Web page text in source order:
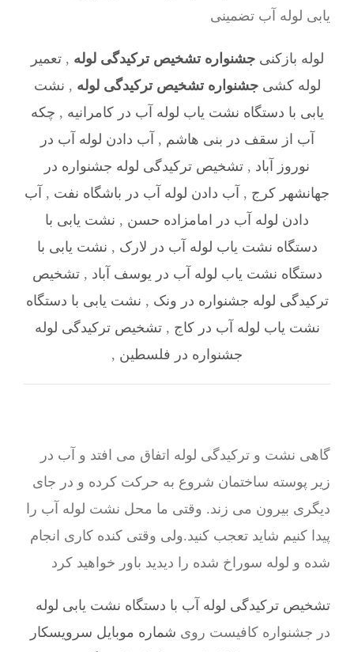
یابی لوله آب تضمینی
لوله بازکنیجشنواره تشخیص ترکیدگی لوله ,تعمیر
لوله کشیجشنواره تشخیص ترکیدگی لوله , نشت
یابی با دستگاه نشت یاب لوله آب در کامرانیه , چکه
آب از سقف در بنی هاشم , آب دادن لوله آب در
نوروز آباد , تشخیص ترکیدگی لوله جشنواره در
جهانشهر کرج , آب دادن لوله آب در باشگاه نفت , آب
دادن لوله آب در امامزاده حسن , نشت یابی با
دستگاه نشت یاب لوله آب در لارک , نشت یابی با
دستگاه نشت یاب لوله آب در یوسف آباد ,تشخیص
ترکیدگی لوله جشنواره در ونک , نشت یابی با دستگاه
نشت یاب لوله آب در کاج ,تشخیص ترکیدگی لوله
جشنواره در فلسطین ,
گاهی نشت و ترکیدگی لوله اتفاق می افتد و آب در
زیر پوسته ساختمان شروع به حرکت کرده و در جای
دیگری بیرون می زند. وقتی ما محل نشت لوله آب را
پیدا کنیم شاید تعجب کنید.ولی وقتی کنده کاری انجام
شده و لوله سوراخ شده را دیدید باور خواهید کرد
تشخیص ترکیدگی لوله آب با دستگاه نشت یابی لوله
در جشنواره کافیست روی شماره موبایل سرویسکار